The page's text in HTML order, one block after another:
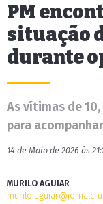
PM
situação
durante
As vítimas de
para
14 de Maio de 2026 às
MURILO AGUIAR